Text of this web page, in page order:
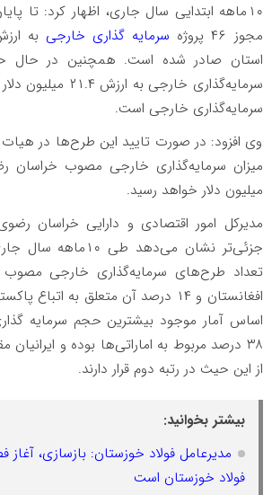
۱۰ماهه ابتدایی سال جاری، اظهار کرد: تا
مجوز ۴۶ پروژه
سرمایه گذاری خارجی
سرمایه‌گذاری خارجی
سرمایه‌گذاری خارجی است.
وی افزود: در صورت تایید این طرح‌ها در
میلیون دلار خواهد رسید.
مدیرکل امور اقتصادی و دارایی خراسان
تعداد طرح‌های سرمایه‌گذاری خارجی مصوب
افغانستان و ۱۴ درصد آن متعلق به
اساس آمار موجود بیشترین حجم سرمایه
از این حیث در رتبه دوم قرار دارند.
بیشتر بخوانید:
مدیرعامل فولاد خوزستان: بازسازی، آغاز
فولاد خوزستان است